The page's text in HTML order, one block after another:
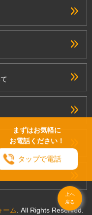
まずはお気軽に
お電話ください！
タップで電話
上へ
戻る
ーム . All Rights Reserved.